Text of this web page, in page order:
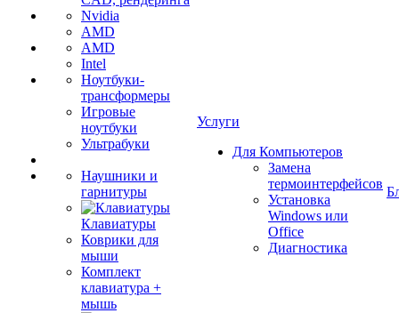
Nvidia
AMD
AMD
Intel
Ноутбуки-
трансформеры
Игровые
ноутбуки
Ультрабуки
Наушники и
гарнитуры
Клавиатуры
Коврики для
мыши
Комплект
клавиатура +
мышь
Услуги
Для Компьютеров
Замена
термоинтерфейсов
Установка
Windows или
Office
Диагностика